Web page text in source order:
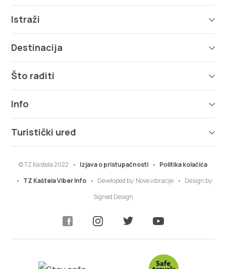
Istraži
Destinacija
Što raditi
Info
Turistički ured
© TZ Kastela 2022 Izjava o pristupačnosti
Politika kolačića
TZ Kaštela Viber Info
Developed by: Nove vibracije
Design by:
Signed Design